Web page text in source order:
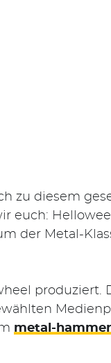
zu diesem
euch:
der Metal-
produziert.
metal-